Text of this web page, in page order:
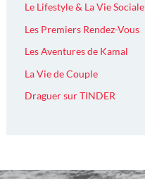
Le Lifestyle & La Vie Sociale
Les Premiers Rendez-Vous
Les Aventures de Kamal
La Vie de Couple
Draguer sur TINDER